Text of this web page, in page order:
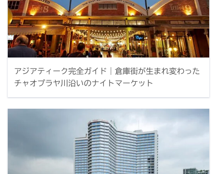
アジアティーク完全ガイド｜倉庫街が生まれ変わった
チャオプラヤ川沿いのナイトマーケット